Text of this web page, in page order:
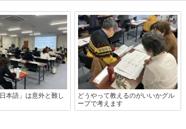
本語」は意外と難し
どうやって教えるのがいいかグル
ープで考えます